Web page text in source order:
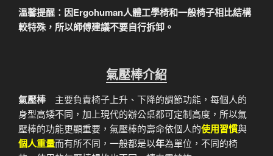
溫馨提醒：因Ergohuman人體工學椅和一般椅子相比結構
較特殊，所以師傅建議不要自行拆卸。
氣壓棒介紹
氣壓棒主要負責椅子上升、下降的調節功能，每個人的
身型高矮不同，加上現代的辦公桌都可定制高度，所以氣
壓棒的功能更顯重要，氣壓棒的壽命依個人的使用習慣與
個人重量而有所不同，一般都是以年為單位，不同的椅